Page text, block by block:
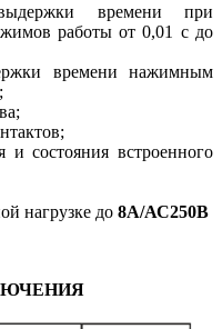
времени при
работы от 0,01 с до
времени нажимным
состояния встроенного
нагрузке до 8А/АС250В